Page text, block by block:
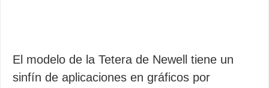
El modelo de la Tetera de Newell tiene un
sinfín de aplicaciones en gráficos por